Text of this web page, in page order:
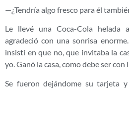
—¿Tendría algo fresco para él
Le llevé una Coca-Cola helada
agradeció con una sonrisa
insistí en que no, que invitaba la
yo. Ganó la casa, como debe ser
Se fueron dejándome su tarjeta